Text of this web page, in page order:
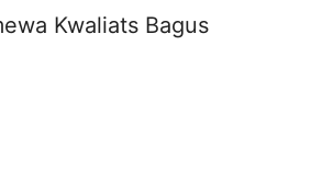
Kwaliats Bagus